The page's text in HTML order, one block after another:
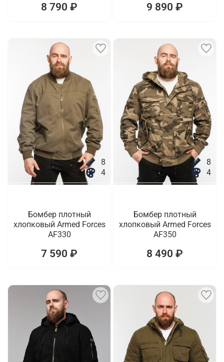
8 790 ₽ 9 890 ₽
8
4
Бомбер плотный
хлопковый Armed Forces
AF330
7 590 ₽
8
4
Бомбер плотный
хлопковый Armed Forces
AF350
8 490 ₽